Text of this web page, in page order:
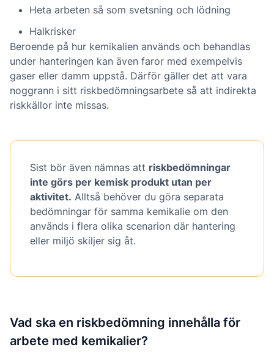
Heta arbeten så som svetsning och lödning
Halkrisker
Beroende på hur kemikalien används och behandlas
under hanteringen kan även faror med exempelvis
gaser eller damm uppstå. Därför gäller det att vara
noggrann i sitt riskbedömningsarbete så att indirekta
riskkällor inte missas.
Sist bör även nämnas att riskbedömningar
inte görs per kemisk produkt utan per
aktivitet. Alltså behöver du göra separata
bedömningar för samma kemikalie om den
används i flera olika scenarion där hantering
eller miljö skiljer sig åt.
Vad ska en riskbedömning innehålla för
arbete med kemikalier?